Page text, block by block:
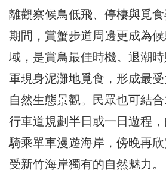
離觀察候鳥低飛、停棲與覓
期間，賞蟹步道周邊更成為
域，是賞鳥最佳時機。退潮
軍現身泥灘地覓食，形成最
自然生態景觀。民眾也可結
行車道規劃半日或一日遊程，
騎乘單車漫遊海岸，傍晚再
受新竹海岸獨有的自然魅力。